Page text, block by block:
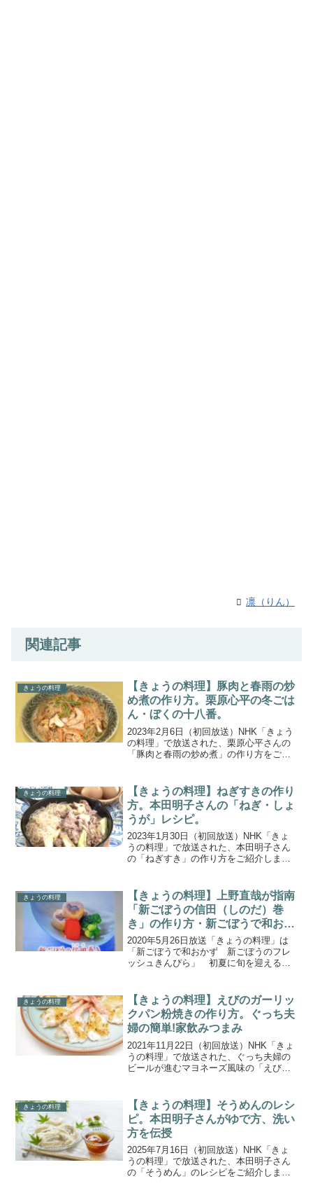
凛（りん）
関連記事
きょうの料理
【きょうの料理】豚肉と春雨の炒
め煮の作り方。栗原心平の冬ごは
ん・ぼくの十八番。
2023年2月6日（初回放送）NHK「きょう
の料理」で放送された、栗原心平さんの
「豚肉と春雨の炒め煮」の作り方をご紹
「十八番（おはこ）」と、ちょっと冒険
したい日につくる、...
きょうの料理
【きょうの料理】ねぎすきの作り
方。本田明子さんの「ねぎ・しょ
うが」レシピ。
2023年1月30日（初回放送）NHK「きょ
うの料理」で放送された、本田明子さん
の「ねぎすき」の作り方をご紹介しま
が、今回は主役としてたっぷり味わう料
理を教わる2日間。1...
きょうの料理
【きょうの料理】上野直哉が指南
「新ごぼうの信田（しのだ）巻
き」の作り方・新ごぼうで和おか
ず(2020.5.26)
2020年5月26日放送「きょうの料理」は
「新ごぼうで和おかず 新ごぼうのフレ
ッシュきんぴら」 初夏に旬を迎える新
主・上野直哉さん。定番の料理がワンラ
ンク上の味に変わ...
きょうの料理
【きょうの料理】えびのガーリッ
クパン粉焼きの作り方。ぐっち夫
婦の簡単!家飲みつまみ
2021年11月22日（初回放送）NHK「きょ
うの料理」で放送された、ぐっち夫婦の
ビールが進むマヨネーズ風味の「えびの
して活躍する「ぐっち夫婦」が初登場！
家飲みにぴった...
きょうの料理
【きょうの料理】そうめんのレシ
ピ。本田明子さんがゆで方、洗い
方を伝授
2025年7月16日（初回放送）NHK「きょ
うの料理」で放送された、本田明子さん
の「そうめん」のレシピをご紹介しま